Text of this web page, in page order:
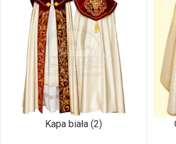
Kapa biała (2)